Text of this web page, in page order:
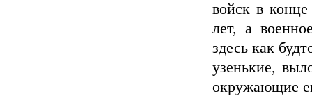
войск в
лет, а
здесь как
узенькие,
окружающие